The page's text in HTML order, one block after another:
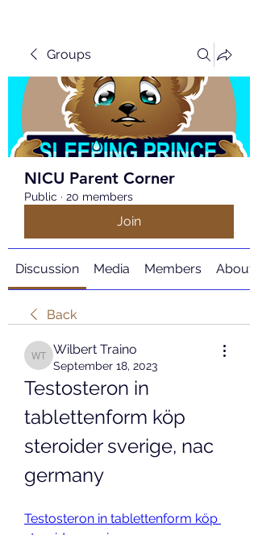
Groups
NICU Parent Corner
Public · 20 members
Join
Discussion Media Members About
Back
Wilbert Traino
Wilbert Traino
September 18, 2023
Testosteron in
tablettenform köp
steroider sverige, nac
germany
Testosteron in tablettenform köp